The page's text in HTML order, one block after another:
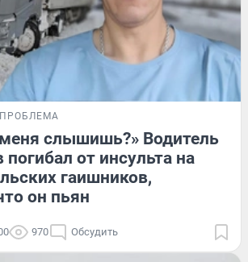
ПРОБЛЕМА
слышишь?» Водитель
от инсульта на
гаишников,
он пьян
970 Обсудить